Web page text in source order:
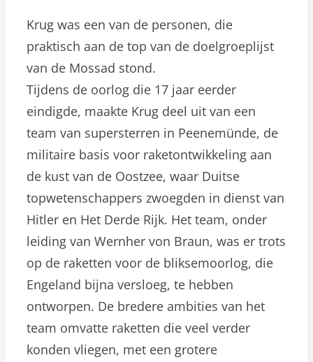
Krug was een van de personen, die
praktisch aan de top van de doelgroeplijst
van de Mossad stond.
Tijdens de oorlog die 17 jaar eerder
eindigde, maakte Krug deel uit van een
team van supersterren in Peenemünde, de
militaire basis voor raketontwikkeling aan
de kust van de Oostzee, waar Duitse
topwetenschappers zwoegden in dienst van
Hitler en Het Derde Rijk. Het team, onder
leiding van Wernher von Braun, was er trots
op de raketten voor de bliksemoorlog, die
Engeland bijna versloeg, te hebben
ontworpen. De bredere ambities van het
team omvatte raketten die veel verder
konden vliegen, met een grotere